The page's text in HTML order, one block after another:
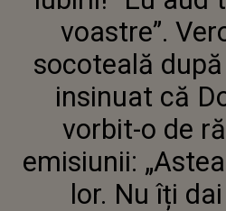
SUNT
SEAMA?”
voastre”.
socoteală
insinuat că
vorbit-o de
emisiunii:
lor. Nu îți